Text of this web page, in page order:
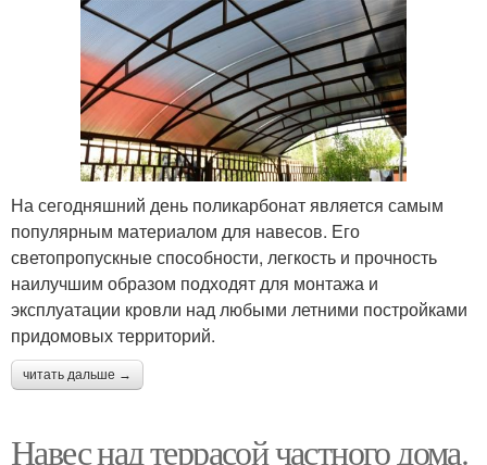
На сегодняшний день поликарбонат является самым
популярным материалом для навесов. Его
светопропускные способности, легкость и прочность
наилучшим образом подходят для монтажа и
эксплуатации кровли над любыми летними постройками
придомовых территорий.
читать дальше →
Навес над террасой частного дома.